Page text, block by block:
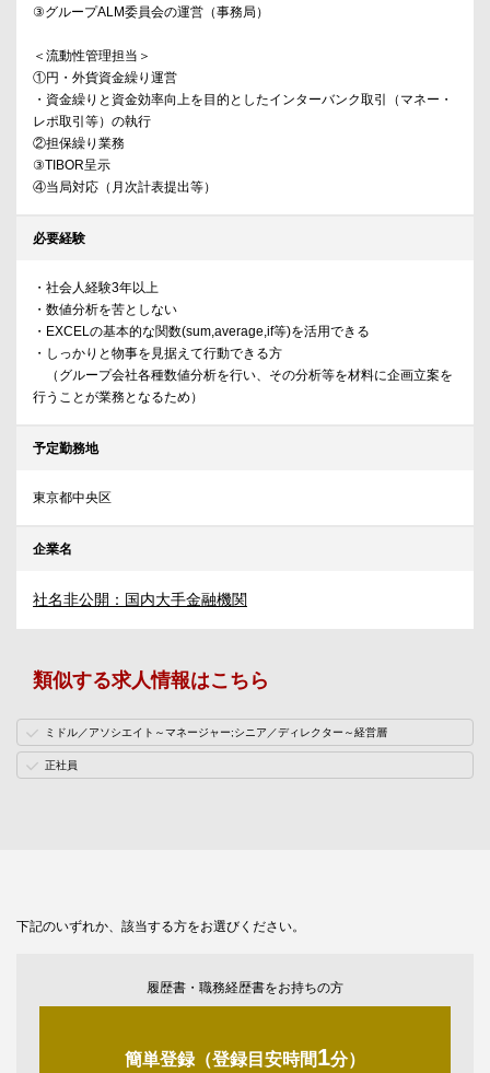
③グループALM委員会の運営（事務局）
＜流動性管理担当＞
①円・外貨資金繰り運営
・資金繰りと資金効率向上を目的としたインターバンク取引（マネー・
レポ取引等）の執行
②担保繰り業務
③TIBOR呈示
④当局対応（月次計表提出等）
必要経験
・社会人経験3年以上
・数値分析を苦としない
・EXCELの基本的な関数(sum,average,if等)を活用できる
・しっかりと物事を見据えて行動できる方
（グループ会社各種数値分析を行い、その分析等を材料に企画立案を
行うことが業務となるため）
予定勤務地
東京都中央区
企業名
社名非公開：国内大手金融機関
類似する求人情報はこちら
ミドル／アソシエイト～マネージャー;シニア／ディレクター～経営層
正社員
下記のいずれか、該当する方をお選びください。
履歴書・職務経歴書をお持ちの方
簡単登録（登録目安時間1分）